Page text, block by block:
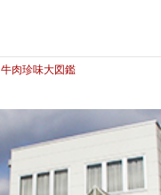
牛肉珍味大図鑑